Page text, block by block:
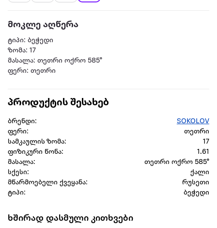
მოკლე აღწერა
ტიპი: ბეჭედი
ზომა: 17
მასალა: თეთრი ოქრო 585°
ფერი: თეთრი
პროდუქტის შესახებ
ბრენდი:
SOKOLOV
ფერი:
თეთრი
სამკაულის ზომა:
17
ფიზიკური წონა:
1.61
მასალა:
თეთრი ოქრო 585°
სქესი:
ქალი
მწარმოებელი ქვეყანა:
რუსეთი
ტიპი:
ბეჭედი
ხშირად დასმული კითხვები